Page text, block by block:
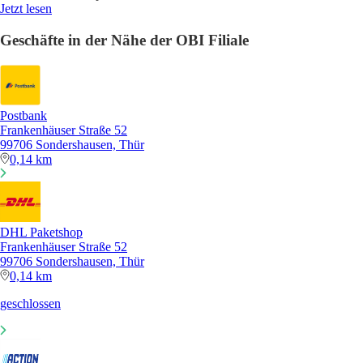
Jetzt lesen
Geschäfte in der Nähe der OBI Filiale
Postbank
Frankenhäuser Straße 52
99706 Sondershausen, Thür
0,14 km
DHL Paketshop
Frankenhäuser Straße 52
99706 Sondershausen, Thür
0,14 km
geschlossen